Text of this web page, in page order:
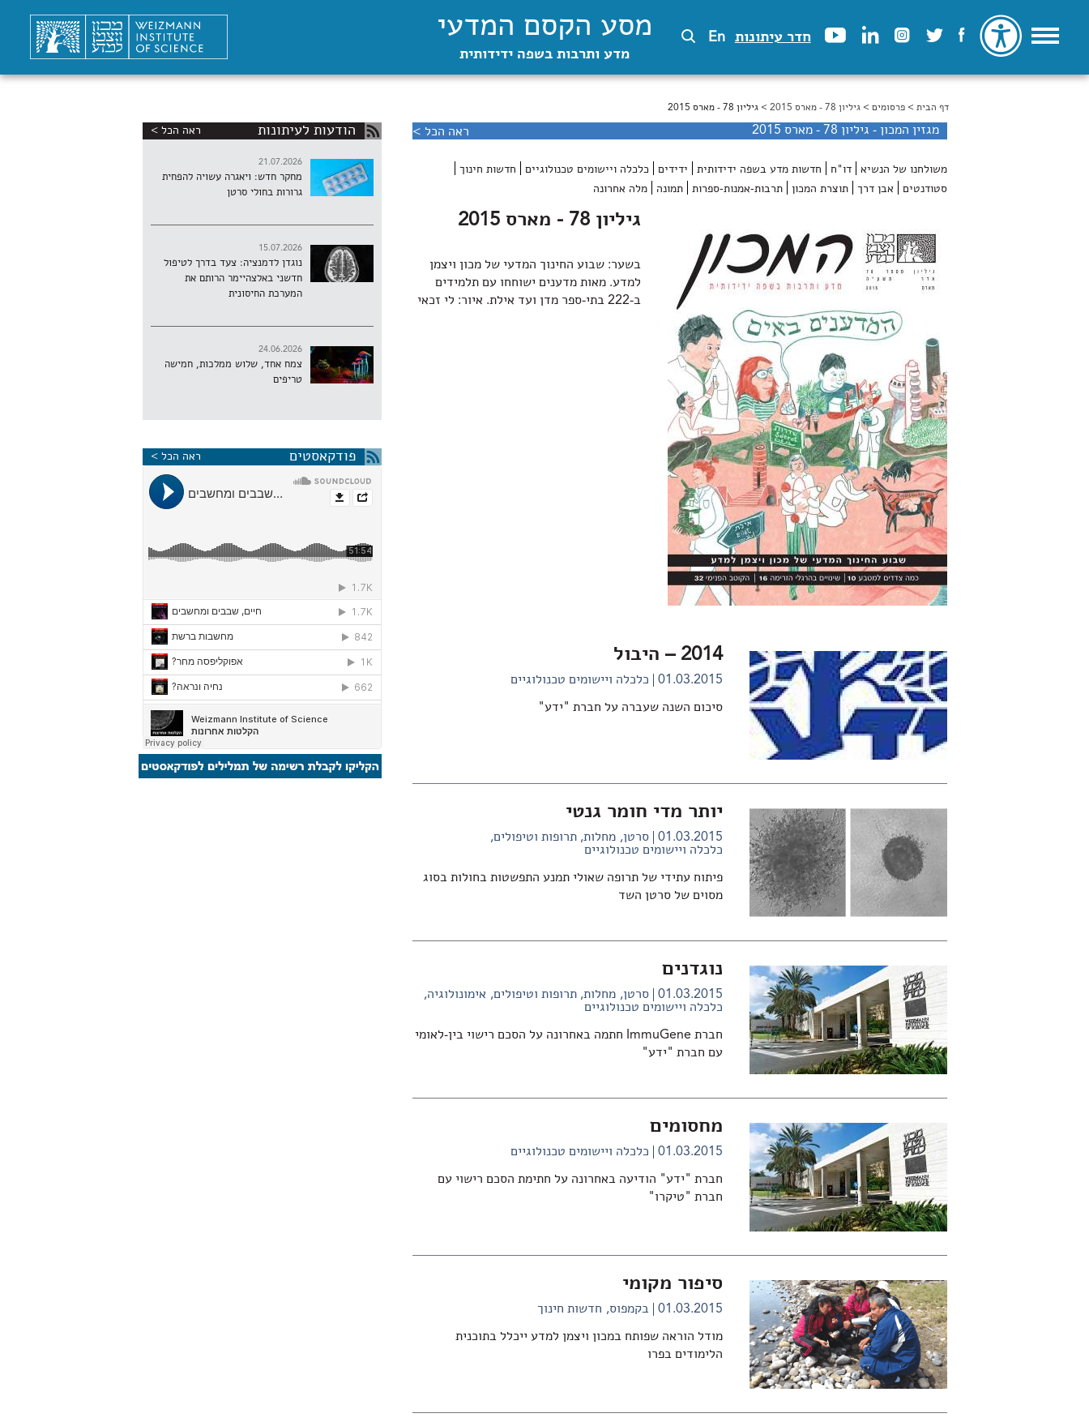
חדר עיתונות En מסע הקסם המדעי
מדע ותרבות בשפה ידידותית
הינך נמצא כאן
דף הבית >פרסומים >גיליון 78 - מארס 2015 > גיליון 78 - מארס 2015
מגזין המכון - גיליון 78 - מארס 2015 ראה הכל >
משולחנו של הנשיא דו"ח חדשות מדע בשפה ידידותית ידידים כלכלה ויישומים טכנולוגיים
חדשות חינוך
סטודנטים
אבן דרך תוצרת המכון תרבות-אמנות-ספרות תמונה מלה אחרונה
גיליון 78 - מארס 2015
בשער: שבוע החינוך המדעי של מכון ויצמן
למדע. מאות מדענים ישוחחו עם תלמידים
ב-222 בתי-ספר מדן ועד אילת. איור: לי זכאי
2014 – היבול
01.03.2015 כלכלה ויישומים טכנולוגיים
סיכום השנה שעברה על חברת "ידע"
יותר מדי חומר גנטי
01.03.2015 סרטן מחלות, תרופות וטיפולים
כלכלה ויישומים טכנולוגיים
פיתוח עתידי של תרופה שאולי תמנע התפשטות בחולות בסוג
מסוים של סרטן השד
נוגדנים
01.03.2015 סרטן מחלות, תרופות וטיפולים אימונולוגיה
כלכלה ויישומים טכנולוגיים
חברת ImmuGene חתמה באחרונה על הסכם רישוי בין-לאומי
עם חברת "ידע"
מחסומים
01.03.2015 כלכלה ויישומים טכנולוגיים
חברת "ידע" הודיעה באחרונה על חתימת הסכם רישוי עם
חברת "טיקרו"
סיפור מקומי
01.03.2015 בקמפוס חדשות חינוך
מודל הוראה שפותח במכון ויצמן למדע ייכלל בתוכנית
הלימודים בפרו
הודעות לעיתונות ראה הכל >
21.07.2026
מחקר חדש: ויאגרה עשויה להפחית
גרורות בחולי סרטן
15.07.2026
נוגדן לדמנציה: צעד בדרך לטיפול
חדשני באלצהיימר הרותם את
המערכת החיסונית
24.06.2026
צמח אחד, שלוש ממלכות, חמישה
טריפים
פודקאסטים ראה הכל >